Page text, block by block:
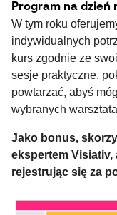
Program na dzień
W tym roku
indywidualnych
kurs zgodnie ze
sesje praktyczne,
powtarzać, abyś
wybranych
Jako bonus,
ekspertem
rejestrując się za